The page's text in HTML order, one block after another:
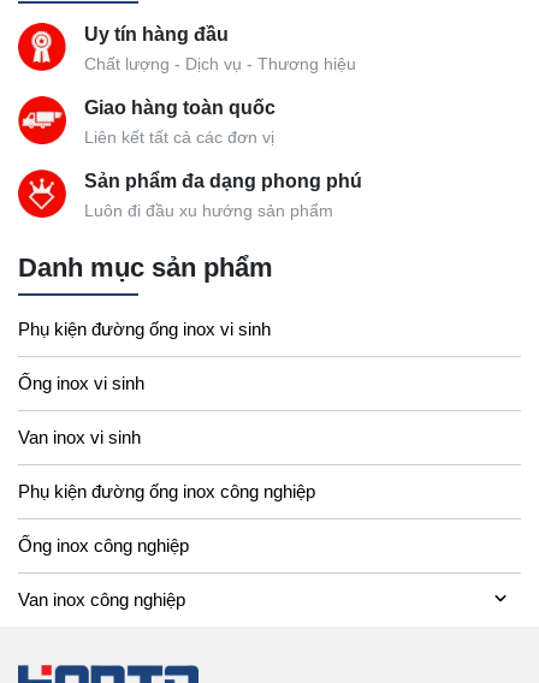
Uy tín hàng đầu
Chất lượng - Dịch vụ - Thương hiệu
Giao hàng toàn quốc
Liên kết tất cả các đơn vị
Sản phẩm đa dạng phong phú
Luôn đi đầu xu hướng sản phẩm
Danh mục sản phẩm
Phụ kiện đường ống inox vi sinh
Ống inox vi sinh
Van inox vi sinh
Phụ kiện đường ống inox công nghiệp
Ống inox công nghiệp
Van inox công nghiệp